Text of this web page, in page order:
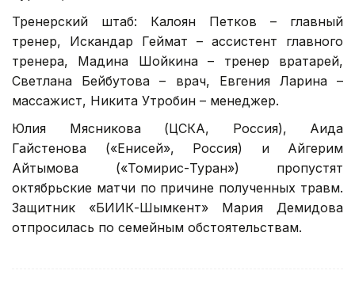
Тренерский штаб: Калоян Петков – главный
тренер, Искандар Геймат – ассистент главного
тренера, Мадина Шойкина – тренер вратарей,
Светлана Бейбутова – врач, Евгения Ларина –
массажист, Никита Утробин – менеджер.
Юлия Мясникова (ЦСКА, Россия), Аида
Гайстенова («Енисей», Россия) и Айгерим
Айтымова («Томирис-Туран») пропустят
октябрьские матчи по причине полученных травм.
Защитник «БИИК-Шымкент» Мария Демидова
отпросилась по семейным обстоятельствам.